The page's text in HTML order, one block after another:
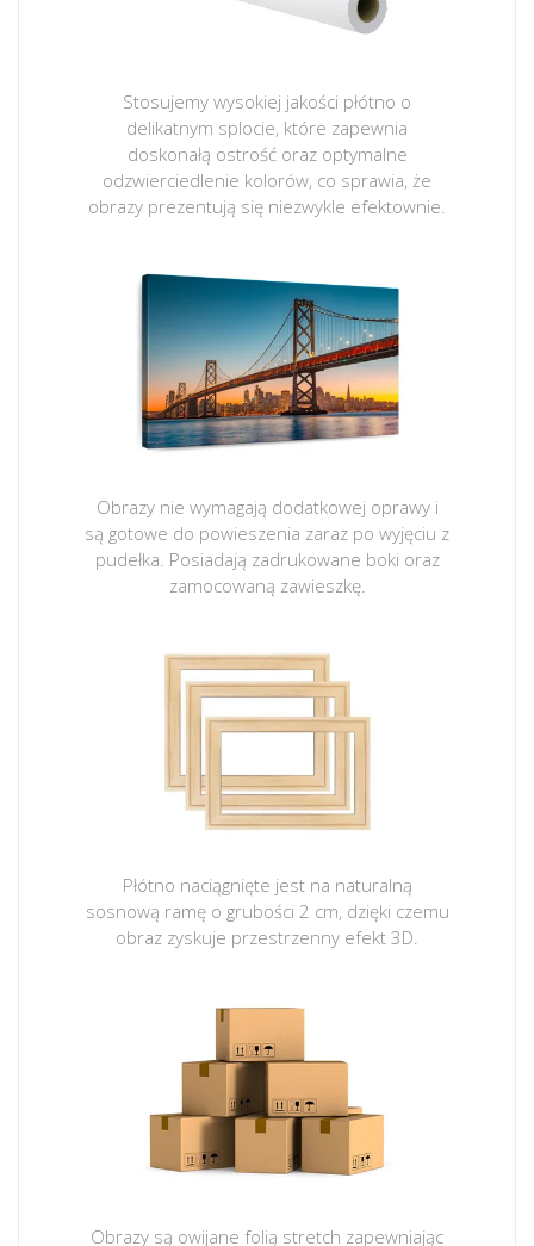
Stosujemy wysokiej jakości płótno o
delikatnym splocie, które zapewnia
doskonałą ostrość oraz optymalne
odzwierciedlenie kolorów, co sprawia, że
obrazy prezentują się niezwykle efektownie.
Obrazy nie wymagają dodatkowej oprawy i
są gotowe do powieszenia zaraz po wyjęciu z
pudełka. Posiadają zadrukowane boki oraz
zamocowaną zawieszkę.
Płótno naciągnięte jest na naturalną
sosnową ramę o grubości 2 cm, dzięki czemu
obraz zyskuje przestrzenny efekt 3D.
Obrazy są owijane folią stretch zapewniając